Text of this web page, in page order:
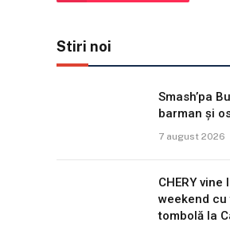
Stiri noi
Smash’pa
barman și
7 august 2026
CHERY vine
weekend
tombolă la